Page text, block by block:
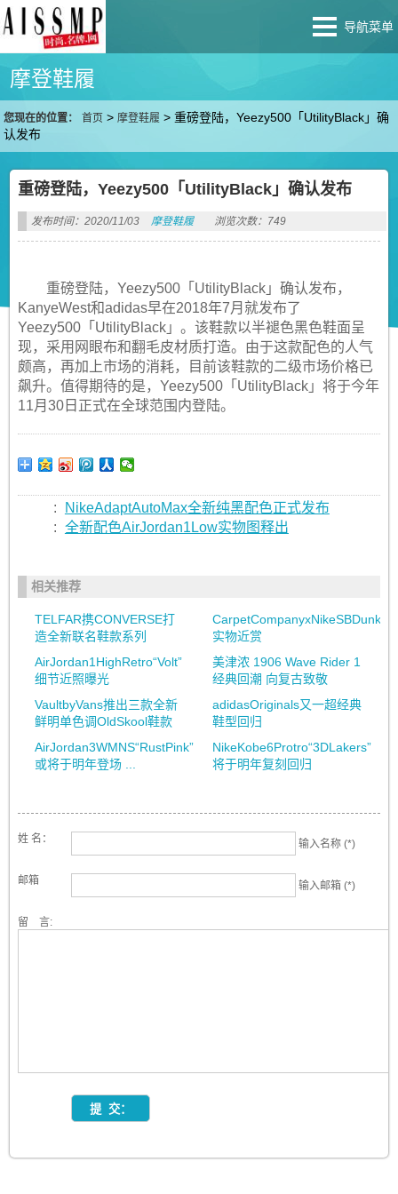
导航菜单
摩登鞋履
您现在的位置： 首页 >摩登鞋履 >重磅登陆，Yeezy500「UtilityBlack」确
认发布
重磅登陆，Yeezy500「UtilityBlack」确认发布
发布时间：2020/11/03 摩登鞋履 浏览次数：749
重磅登陆，Yeezy500「UtilityBlack」确认发布，
KanyeWest和adidas早在2018年7月就发布了
Yeezy500「UtilityBlack」。该鞋款以半褪色黑色鞋面呈
现，采用网眼布和翻毛皮材质打造。由于这款配色的人气
颇高，再加上市场的消耗，目前该鞋款的二级市场价格已
飙升。值得期待的是，Yeezy500「UtilityBlack」将于今年
11月30日正式在全球范围内登陆。
:
NikeAdaptAutoMax全新纯黑配色正式发布
: 全新配色AirJordan1Low实物图释出
相关推荐
TELFAR携CONVERSE打
造全新联名鞋款系列
实物近赏
AirJordan1HighRetro“Volt”
细节近照曝光
美津浓 1906 Wave Rider 1
经典回潮 向复古致敬
VaultbyVans推出三款全新
鲜明单色调OldSkool鞋款
adidasOriginals又一超经典
鞋型回归
AirJordan3WMNS“RustPink”
或将于明年登场 ...
NikeKobe6Protro“3DLakers”
将于明年复刻回归
姓 名： 输入名称 (*)
邮箱 输入邮箱 (*)
留 言: